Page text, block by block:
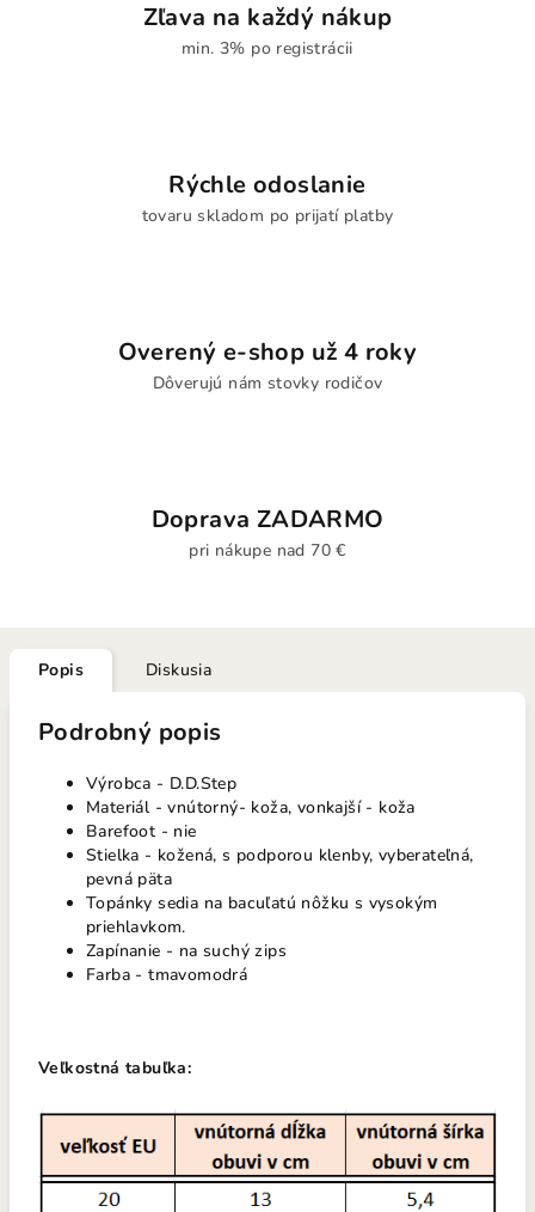
Zľava na každý nákup
min. 3% po registrácii
Rýchle odoslanie
tovaru skladom po prijatí platby
Overený e-shop už 4 roky
Dôverujú nám stovky rodičov
Doprava ZADARMO
pri nákupe nad 70 €
Popis Diskusia
Podrobný popis
Výrobca - D.D.Step
Materiál - vnútorný- koža, vonkajší - koža
Barefoot - nie
Stielka - kožená, s podporou klenby, vyberateľná,
pevná päta
Topánky sedia na bacuľatú nôžku s vysokým
priehlavkom.
Zapínanie - na suchý zips
Farba - tmavomodrá
Veľkostná tabuľka: